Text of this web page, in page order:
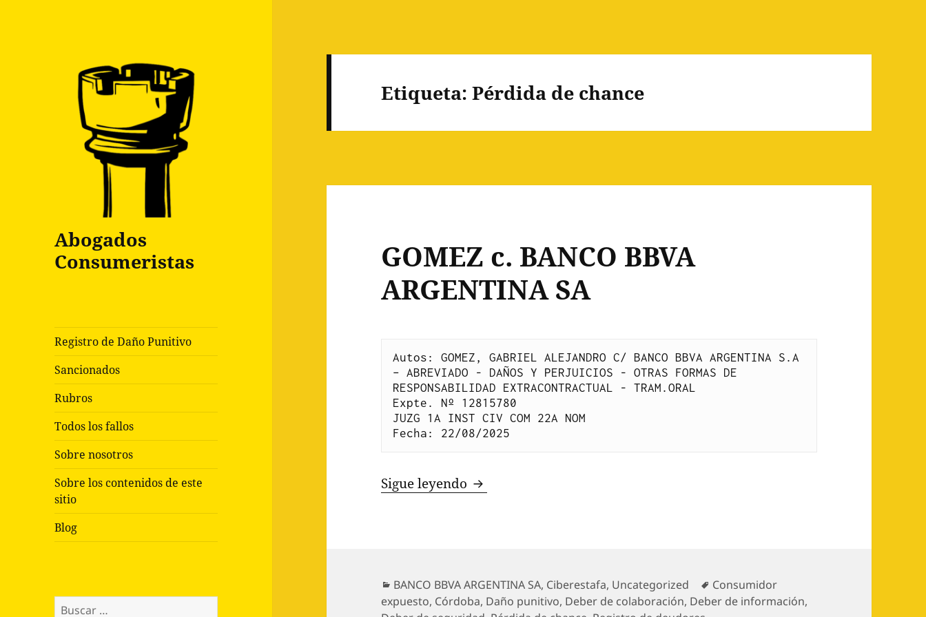
Abogados
Consumeristas
Registro de Daño Punitivo
Sancionados
Rubros
Todos los fallos
Sobre nosotros
Sobre los contenidos de este
sitio
Blog
Buscar:
Etiqueta:Pérdida de chance
GOMEZ c. BANCO BBVA
ARGENTINA SA
Autos: GOMEZ, GABRIEL ALEJANDRO C/ BANCO BBVA ARGENTINA S.A
– ABREVIADO - DAÑOS Y PERJUICIOS - OTRAS FORMAS DE
RESPONSABILIDAD EXTRACONTRACTUAL - TRAM.ORAL
Expte. Nº 12815780
JUZG 1A INST CIV COM 22A NOM
Fecha: 22/08/2025
Sigue leyendo GOMEZ c. BANCO BBVA ARGENTINA SA
Categorías
BANCO BBVA ARGENTINA SA, Ciberestafa, Uncategorized Etiquetas
Consumidor
expuesto, Córdoba, Daño punitivo, Deber de colaboración, Deber de información,